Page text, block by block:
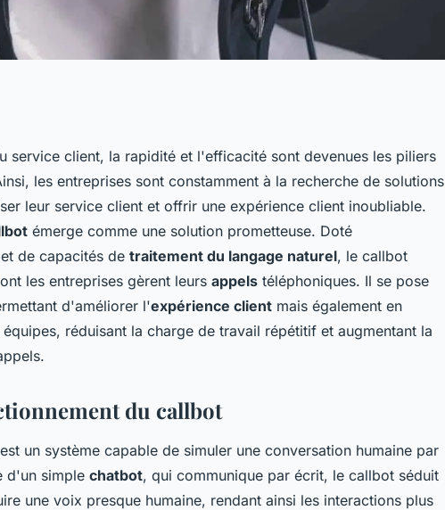
et
?
service client, la rapidité et l'efficacité sont devenues les piliers
les entreprises sont constamment à la recherche de solutions
leur service client et offrir une expérience client inoubliable.
émerge comme une solution prometteuse. Doté
et de capacités de traitement du langage naturel, le callbot
les entreprises gèrent leurs appels téléphoniques. Il se pose
d'améliorer l'expérience client mais également en
réduisant la charge de travail répétitif et augmentant la
du callbot
un système capable de simuler une conversation humaine par
d'un simple chatbot, qui communique par écrit, le callbot séduit
une voix presque humaine, rendant ainsi les interactions plus